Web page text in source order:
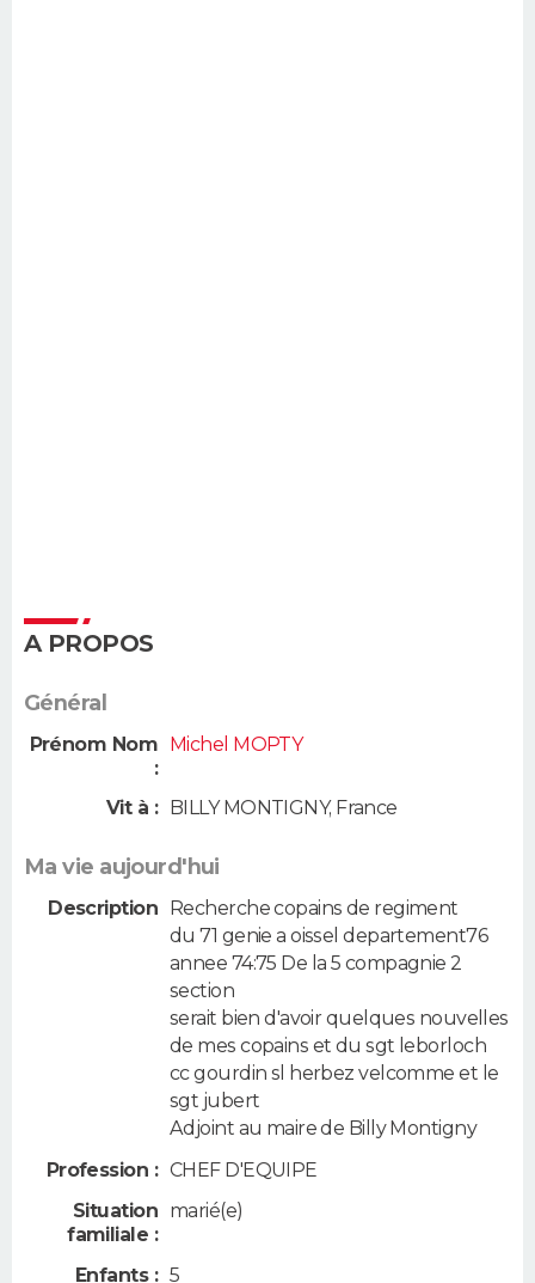
A PROPOS
Général
Prénom Nom
:
Michel MOPTY
Vit à : BILLY MONTIGNY, France
Ma vie aujourd'hui
Description
Recherche copains de regiment
du 71 genie a oissel departement76
annee 74:75 De la 5 compagnie 2
section
serait bien d'avoir quelques nouvelles
de mes copains et du sgt leborloch
cc gourdin sl herbez velcomme et le
sgt jubert
Adjoint au maire de Billy Montigny
Profession : CHEF D'EQUIPE
Situation
familiale :
marié(e)
Enfants : 5